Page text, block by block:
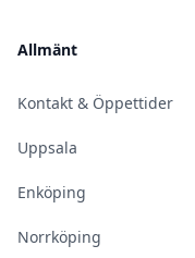
Allmänt
Kontakt & Öppettider
Uppsala
Enköping
Norrköping